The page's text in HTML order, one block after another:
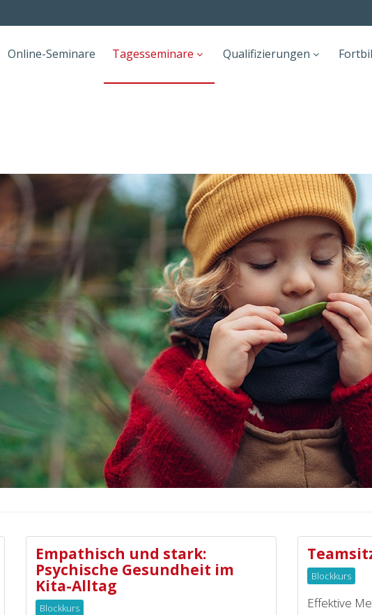
Online-Seminare Tagesseminare Qualifizierungen
Empathisch und stark:
Psychische Gesundheit im
Kita-Alltag
Blockkurs
Blockkurs
Effektive